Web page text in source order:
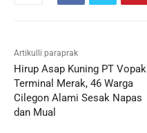
Artikulli paraprak
Hirup Asap Kuning PT Vopak
Terminal Merak, 46 Warga
Cilegon Alami Sesak Napas
dan Mual